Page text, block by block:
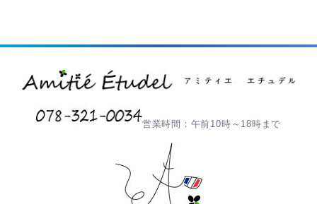
営業時間：午前10時～18時まで